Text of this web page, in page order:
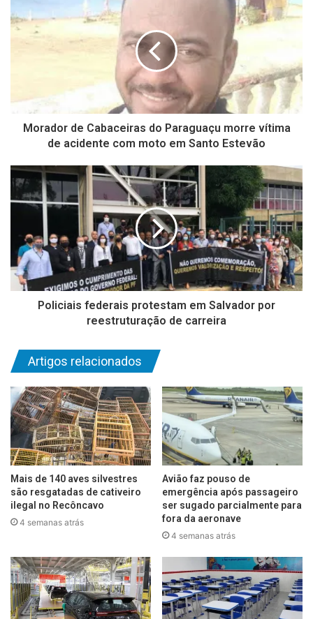
Morador de Cabaceiras do Paraguaçu morre vítima
de acidente com moto em Santo Estevão
Policiais federais protestam em Salvador por
reestruturação de carreira
Artigos relacionados
Mais de 140 aves silvestres
são resgatadas de cativeiro
ilegal no Recôncavo
4 semanas atrás
Avião faz pouso de
emergência após passageiro
ser sugado parcialmente para
fora da aeronave
4 semanas atrás